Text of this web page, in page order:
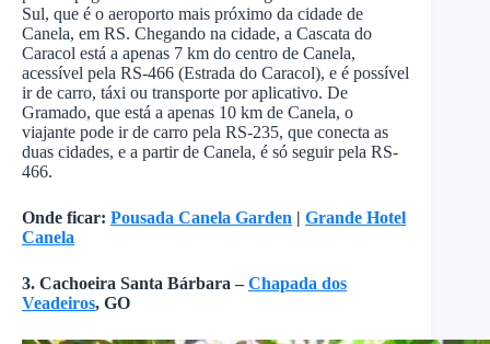
Sul, que é o aeroporto mais próximo da cidade de
Canela, em RS. Chegando na cidade, a Cascata do
Caracol está a apenas 7 km do centro de Canela,
acessível pela RS-466 (Estrada do Caracol), e é possível
ir de carro, táxi ou transporte por aplicativo. De
Gramado, que está a apenas 10 km de Canela, o
viajante pode ir de carro pela RS-235, que conecta as
duas cidades, e a partir de Canela, é só seguir pela RS-
466.
Onde ficar: Pousada Canela Garden | Grande Hotel
Canela
3. Cachoeira Santa Bárbara –Chapada dos
Veadeiros, GO